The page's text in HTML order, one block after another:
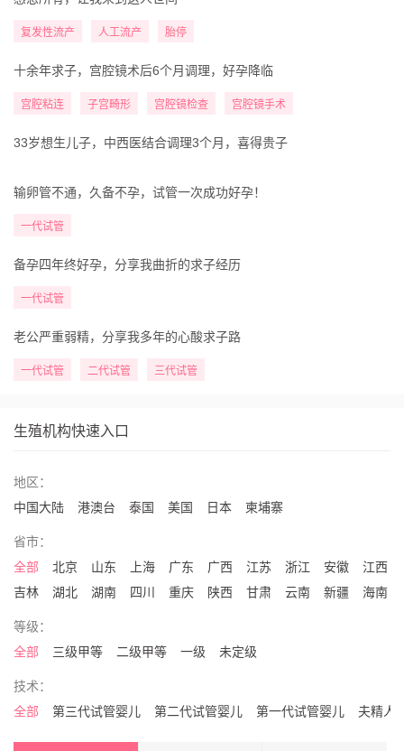
复发性流产 人工流产 胎停
十余年求子，宫腔镜术后6个月调理，好孕降临
宫腔粘连 子宫畸形 宫腔镜检查 宫腔镜手术
33岁想生儿子，中西医结合调理3个月，喜得贵子
输卵管不通，久备不孕，试管一次成功好孕！
一代试管
备孕四年终好孕，分享我曲折的求子经历
一代试管
老公严重弱精，分享我多年的心酸求子路
一代试管 二代试管 三代试管
生殖机构快速入口
地区：
中国大陆
港澳台 泰国 美国 日本 柬埔寨
省市：
全部
北京 山东 上海 广东 广西 江苏 浙江 安徽 江西
吉林
湖北 湖南 四川 重庆 陕西 甘肃 云南 新疆 海南
等级：
全部
三级甲等 二级甲等 一级 未定级
技术：
全部
第三代试管婴儿 第二代试管婴儿 第一代试管婴儿 夫精人